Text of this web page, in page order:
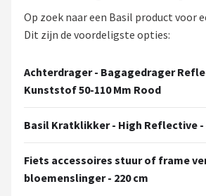
Op zoek naar een Basil product voor
Dit zijn de voordeligste opties:
Achterdrager - Bagagedrager
Kunststof 50-110 Mm Rood
Basil Kratklikker - High Reflective
Fiets accessoires stuur of frame
bloemenslinger - 220 cm